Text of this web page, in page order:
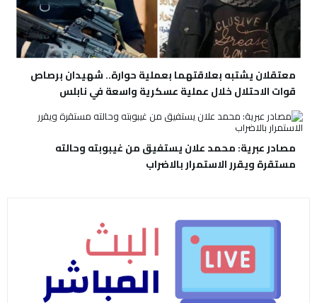
معتقلان يشتبه بعلاقتهما بعملية حوارة.. شهيدان برصاص
قوات الاحتلال خلال عملية عسكرية واسعة في نابلس
مصادر عبرية: محمد علان يستفيق من غيبوبته وحالته
مستقرة ويقرر الاستمرار بالاضراب